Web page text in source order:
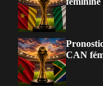
CAN